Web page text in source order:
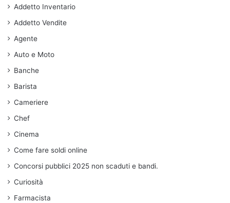
Addetto Inventario
Addetto Vendite
Agente
Auto e Moto
Banche
Barista
Cameriere
Chef
Cinema
Come fare soldi online
Concorsi pubblici 2025 non scaduti e bandi.
Curiosità
Farmacista